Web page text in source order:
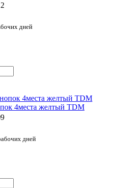
дней
4места желтый TDM
дней